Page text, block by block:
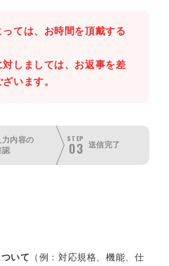
ては、お時間を頂戴する
しましては、お返事を差
います。
力内容の
認
STEP
03 送信完了
いて （例：対応規格、機能、仕